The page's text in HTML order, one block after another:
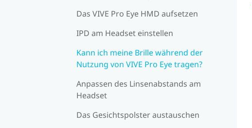
Das VIVE Pro Eye HMD aufsetzen
IPD am Headset einstellen
Kann ich meine Brille während der
Nutzung von VIVE Pro Eye tragen?
Anpassen des Linsenabstands am
Headset
Das Gesichtspolster austauschen